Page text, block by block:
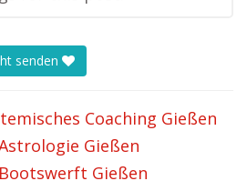
senden
Coaching Gießen
Gießen
Bootswerft Gießen